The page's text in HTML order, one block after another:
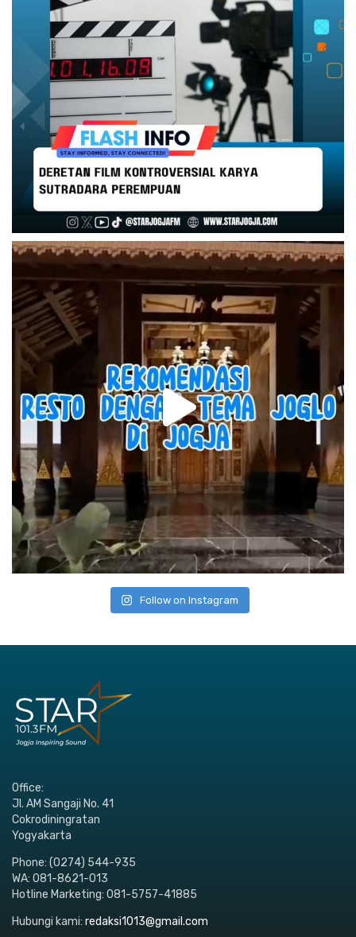
Follow on Instagram
Office:
Jl. AM Sangaji No. 41
Cokrodiningratan
Yogyakarta
Phone: (0274) 544-935
WA: 081-8621-013
Hotline Marketing: 081-5757-41885
Hubungi kami: redaksi1013@gmail.com